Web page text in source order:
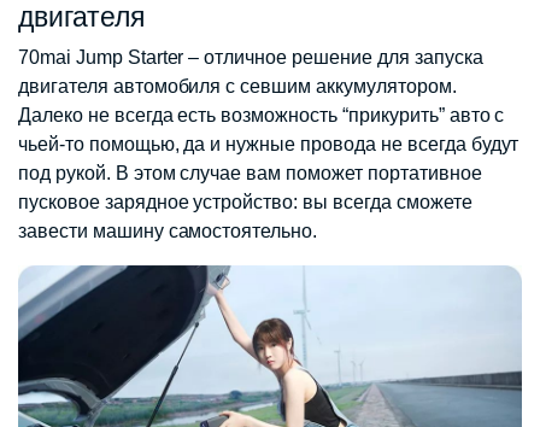
двигателя
70mai Jump Starter – отличное решение для запуска
двигателя автомобиля с севшим аккумулятором.
Далеко не всегда есть возможность “прикурить” авто с
чьей-то помощью, да и нужные провода не всегда будут
под рукой. В этом случае вам поможет портативное
пусковое зарядное устройство: вы всегда сможете
завести машину самостоятельно.